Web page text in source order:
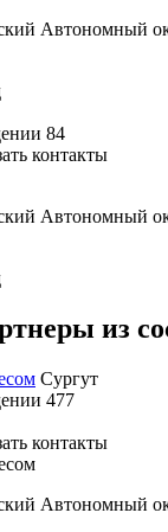
Автономный
84
контакты
Автономный
из
Сургут
477
контакты
Автономный